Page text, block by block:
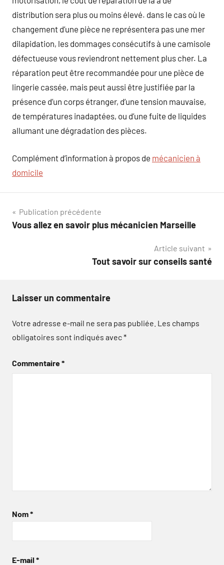
distribution sera plus ou moins élevé. dans le cas où le
changement d’une pièce ne représentera pas une mer
dilapidation, les dommages consécutifs à une camisole
défectueuse vous reviendront nettement plus cher. La
réparation peut être recommandée pour une pièce de
lingerie cassée, mais peut aussi être justifiée par la
présence d’un corps étranger, d’une tension mauvaise,
de températures inadaptées, ou d’une fuite de liquides
allumant une dégradation des pièces.
Complément d’information à propos de mécanicien à
domicile
Navigation
de
Publication précédente
Vous allez en savoir plus mécanicien Marseille
Article suivant
Tout savoir sur conseils santé
Laisser un commentaire
Votre adresse e-mail ne sera pas publiée. Les champs
obligatoires sont indiqués avec*
Commentaire*
Nom*
E-mail *